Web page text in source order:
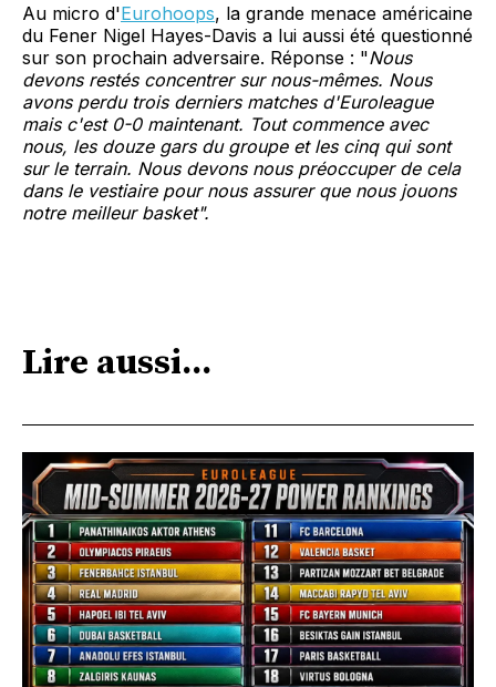
Au micro d'Eurohoops, la grande menace américaine
du Fener Nigel Hayes-Davis a lui aussi été questionné
sur son prochain adversaire. Réponse : "Nous
devons restés concentrer sur nous-mêmes. Nous
avons perdu trois derniers matches d'Euroleague
mais c'est 0-0 maintenant. Tout commence avec
nous, les douze gars du groupe et les cinq qui sont
sur le terrain. Nous devons nous préoccuper de cela
dans le vestiaire pour nous assurer que nous jouons
notre meilleur basket".
Lire aussi...